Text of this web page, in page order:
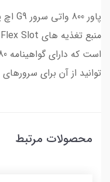
توانید از آن برای سرورهای G9 اچ پی استفاده کنید.
محصولات مرتبط